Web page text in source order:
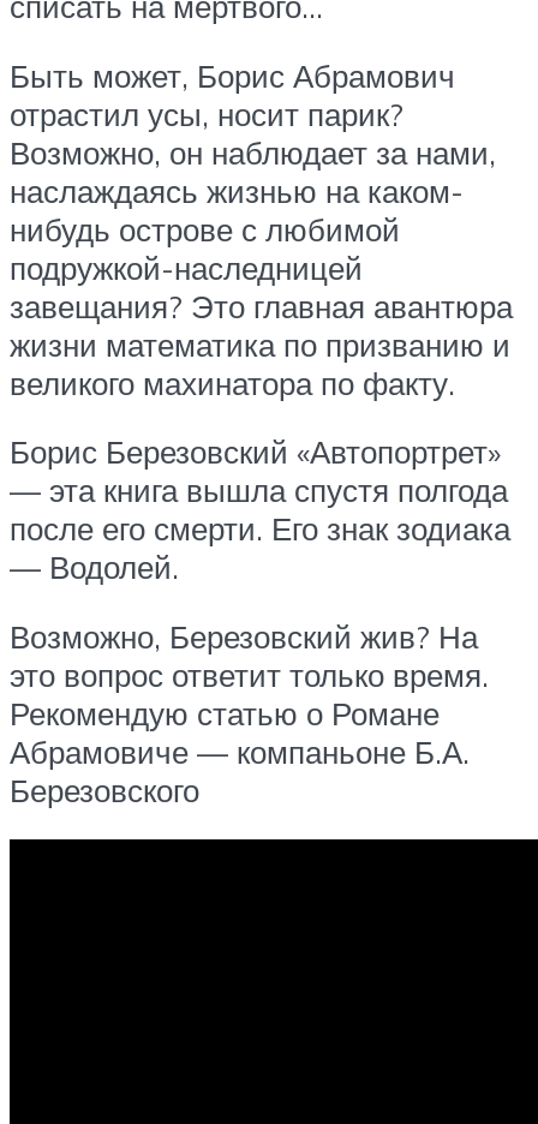
Быть может, Борис Абрамович
отрастил усы, носит парик?
Возможно, он наблюдает за нами,
наслаждаясь жизнью на каком-
нибудь острове с любимой
подружкой-наследницей
завещания? Это главная авантюра
жизни математика по призванию и
великого махинатора по факту.
Борис Березовский «Автопортрет»
— эта книга вышла спустя полгода
после его смерти. Его знак зодиака
— Водолей.
Возможно, Березовский жив? На
это вопрос ответит только время.
Рекомендую статью о Романе
Абрамовиче — компаньоне Б.А.
Березовского